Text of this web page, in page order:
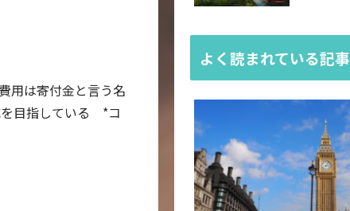
用は寄付金と言う名
を目指している *コ
よく読まれている記事